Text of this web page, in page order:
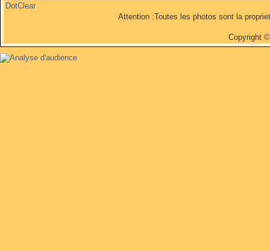
DotClear
Attention :Toutes les photos sont la
Copyright